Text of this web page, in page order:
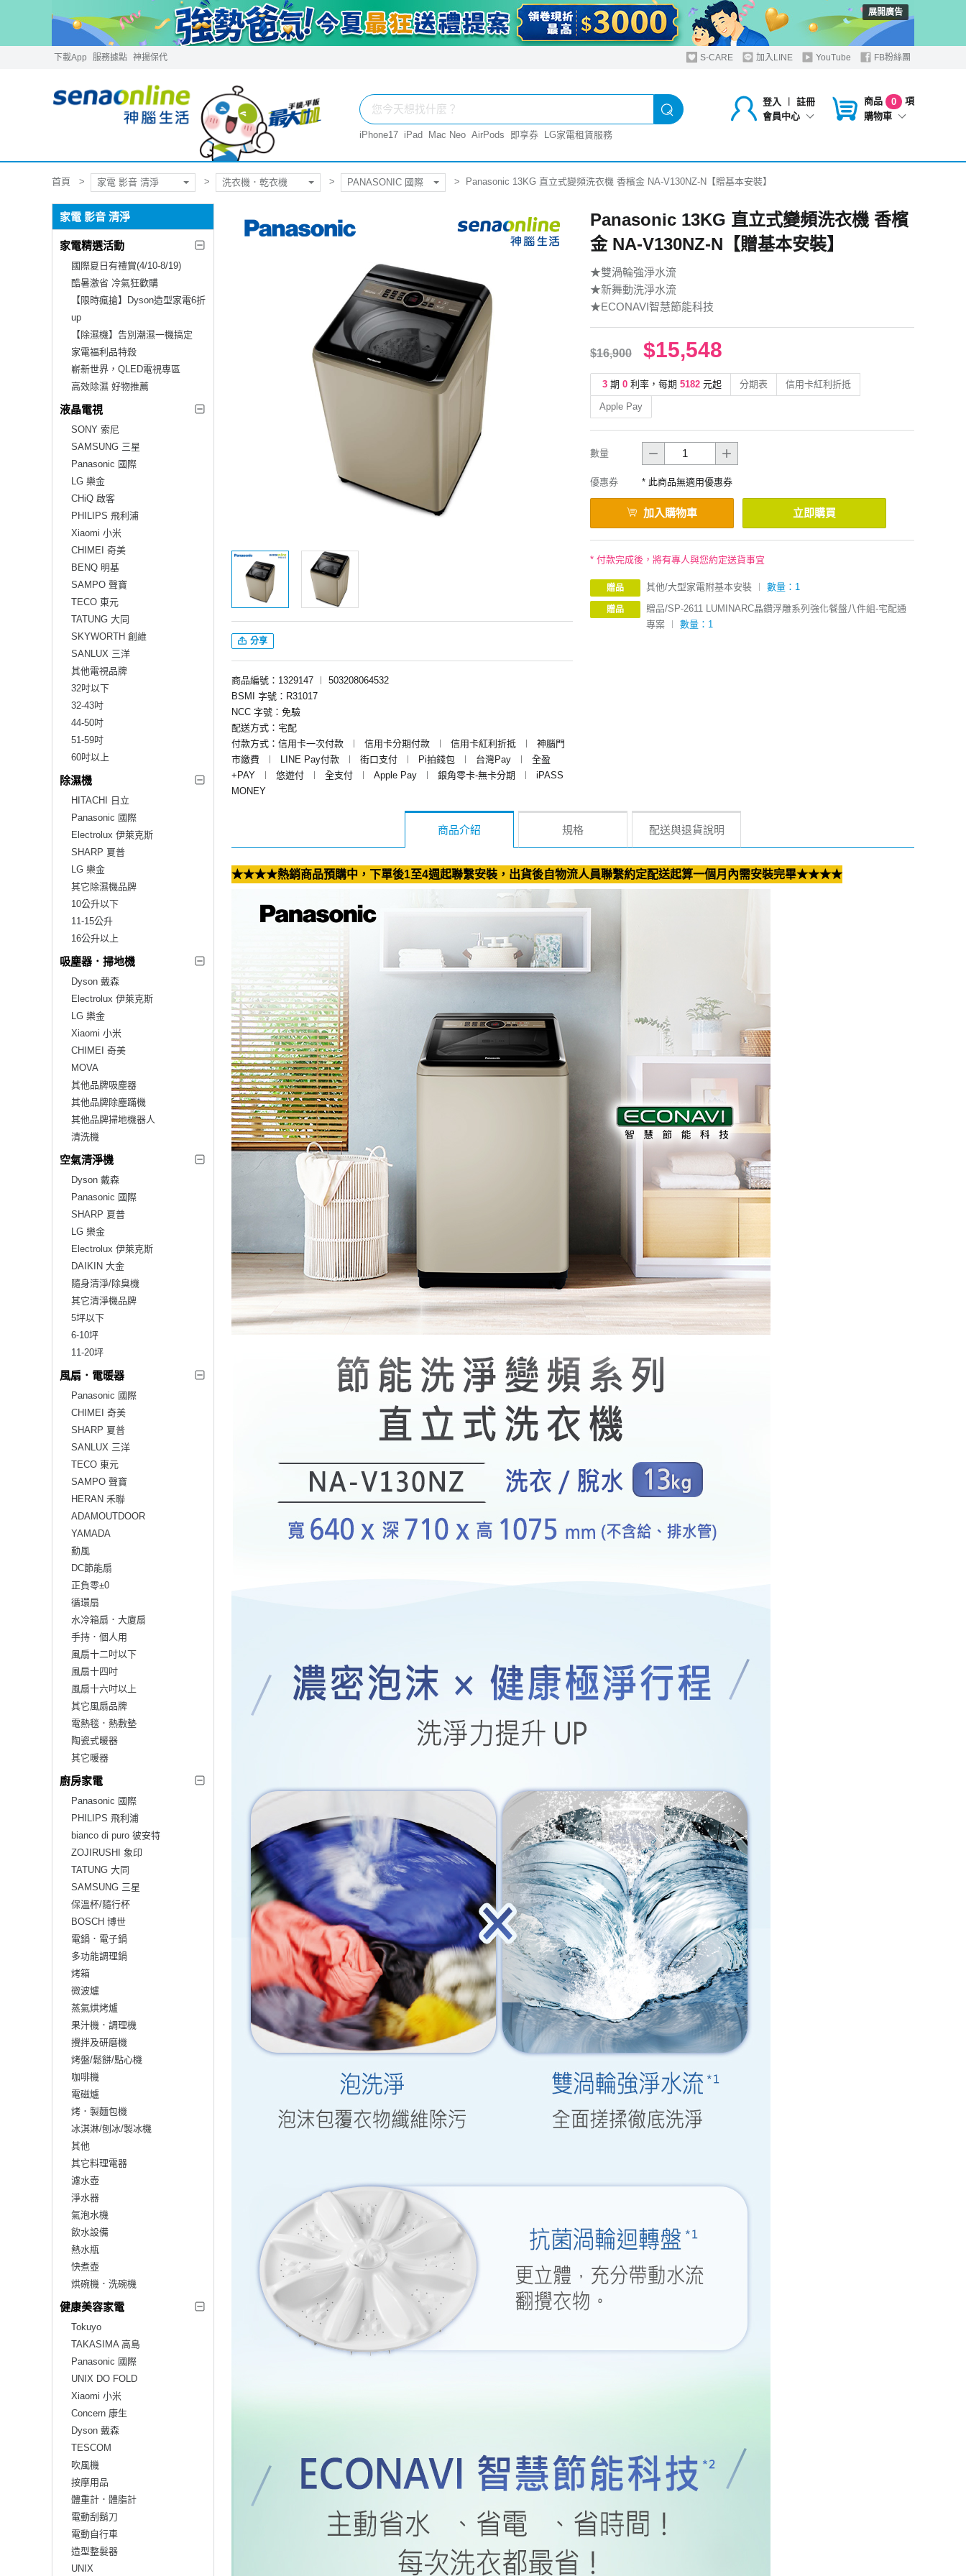
展開廣告
下載App 服務據點 神揚保代 S-CARE 加入LINE YouTube FB粉絲團
登入 ︱
註冊
會員中心
商品 0
項
購物車
iPhone17 iPad Mac Neo AirPods 即享券 LG家電租賃服務
首頁 家電 影音 清淨 洗衣機．乾衣機 PANASONIC 國際 Panasonic 13KG 直立式變頻洗衣機 香檳金 NA-V130NZ-N【贈基本安裝】
家電 影音 清淨
家電精選活動
國際夏日有禮賞(4/10-8/19)
酷暑激省 冷氣狂歡購
【限時瘋搶】Dyson造型家電6折
up
【除濕機】告別潮濕一機搞定
家電福利品特殺
嶄新世界，QLED電視專區
高效除濕 好物推薦
液晶電視
SONY 索尼
SAMSUNG 三星
Panasonic 國際
LG 樂金
CHiQ 啟客
PHILIPS 飛利浦
Xiaomi 小米
CHIMEI 奇美
BENQ 明基
SAMPO 聲寶
TECO 東元
TATUNG 大同
SKYWORTH 創維
SANLUX 三洋
其他電視品牌
32吋以下
32-43吋
44-50吋
51-59吋
60吋以上
除濕機
HITACHI 日立
Panasonic 國際
Electrolux 伊萊克斯
SHARP 夏普
LG 樂金
其它除濕機品牌
10公升以下
11-15公升
16公升以上
吸塵器．掃地機
Dyson 戴森
Electrolux 伊萊克斯
LG 樂金
Xiaomi 小米
CHIMEI 奇美
MOVA
其他品牌吸塵器
其他品牌除塵蹣機
其他品牌掃地機器人
清洗機
空氣清淨機
Dyson 戴森
Panasonic 國際
SHARP 夏普
LG 樂金
Electrolux 伊萊克斯
DAIKIN 大金
隨身清淨/除臭機
其它清淨機品牌
5坪以下
6-10坪
11-20坪
風扇．電暖器
Panasonic 國際
CHIMEI 奇美
SHARP 夏普
SANLUX 三洋
TECO 東元
SAMPO 聲寶
HERAN 禾聯
ADAMOUTDOOR
YAMADA
勳風
DC節能扇
正負零±0
循環扇
水冷箱扇．大廈扇
手持．個人用
風扇十二吋以下
風扇十四吋
風扇十六吋以上
其它風扇品牌
電熱毯．熱敷墊
陶瓷式暖器
其它暖器
廚房家電
Panasonic 國際
PHILIPS 飛利浦
bianco di puro 彼安特
ZOJIRUSHI 象印
TATUNG 大同
SAMSUNG 三星
保溫杯/隨行杯
BOSCH 博世
電鍋．電子鍋
多功能調理鍋
烤箱
微波爐
蒸氣烘烤爐
果汁機．調理機
攪拌及研磨機
烤盤/鬆餅/點心機
咖啡機
電磁爐
烤．製麵包機
冰淇淋/刨冰/製冰機
其他
其它料理電器
濾水壺
淨水器
氣泡水機
飲水設備
熱水瓶
快煮壺
烘碗機．洗碗機
健康美容家電
Tokuyo
TAKASIMA 高島
Panasonic 國際
UNIX DO FOLD
Xiaomi 小米
Concern 康生
Dyson 戴森
TESCOM
吹風機
按摩用品
體重計．體脂計
電動刮鬍刀
電動自行車
造型整髮器
UNIX
分享
商品編號：1329147 ︱
503208064532
BSMI 字號：R31017
NCC 字號：免驗
配送方式：宅配
付款方式：信用卡一次付款
︱ 信用卡分期付款 ︱ 信用卡紅利折抵 ︱
神腦門
市繳費
︱ LINE Pay付款 ︱ 街口支付 ︱ Pi拍錢包 ︱ 台灣Pay ︱
全盈
+PAY
︱ 悠遊付 ︱ 全支付 ︱ Apple Pay ︱ 銀角零卡-無卡分期 ︱
iPASS
MONEY
Panasonic 13KG 直立式變頻洗衣機 香檳
金 NA-V130NZ-N【贈基本安裝】
★雙渦輪強淨水流
★新舞動洗淨水流
★ECONAVI智慧節能科技
$16,900 $15,548
3 期 0 利率，每期 5182 元起 分期表 信用卡紅利折抵
Apple Pay
數量
優惠券 * 此商品無適用優惠券
加入購物車 立即購買
* 付款完成後，將有專人與您約定送貨事宜
贈品 其他/大型家電附基本安裝 ︱ 數量：1
贈品
贈品/SP-2611 LUMINARC晶鑽浮雕系列強化餐盤八件組-宅配通
專案
︱ 數量：1
商品介紹 規格 配送與退貨說明
★★★★熱銷商品預購中，下單後1至4週起聯繫安裝，出貨後自物流人員聯繫約定配送起算一個月內需安裝完畢★★★★